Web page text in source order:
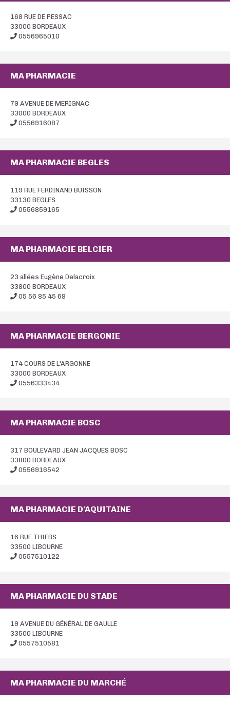
168 RUE DE PESSAC
33000 BORDEAUX
0556965010
MA PHARMACIE
79 AVENUE DE MERIGNAC
33000 BORDEAUX
0556916087
MA PHARMACIE BEGLES
119 RUE FERDINAND BUISSON
33130 BEGLES
0556859165
MA PHARMACIE BELCIER
23 allées Eugène Delacroix
33800 BORDEAUX
05 56 85 45 68
MA PHARMACIE BERGONIE
174 COURS DE L'ARGONNE
33000 BORDEAUX
0556333434
MA PHARMACIE BOSC
317 BOULEVARD JEAN JACQUES BOSC
33800 BORDEAUX
0556916542
MA PHARMACIE D'AQUITAINE
16 RUE THIERS
33500 LIBOURNE
0557510122
MA PHARMACIE DU STADE
19 AVENUE DU GÉNÉRAL DE GAULLE
33500 LIBOURNE
0557510581
MA PHARMACIE DU MARCHÉ